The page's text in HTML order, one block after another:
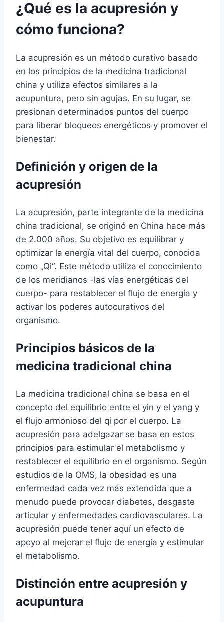
¿Qué es la acupresión y
cómo funciona?
La acupresión es un método curativo basado
en los principios de la medicina tradicional
china y utiliza efectos similares a la
acupuntura, pero sin agujas. En su lugar, se
presionan determinados puntos del cuerpo
para liberar bloqueos energéticos y promover el
bienestar.
Definición y origen de la
acupresión
La acupresión, parte integrante de la medicina
china tradicional, se originó en China hace más
de 2.000 años. Su objetivo es equilibrar y
optimizar la energía vital del cuerpo, conocida
como „Qi“. Este método utiliza el conocimiento
de los meridianos -las vías energéticas del
cuerpo- para restablecer el flujo de energía y
activar los poderes autocurativos del
organismo.
Principios básicos de la
medicina tradicional china
La medicina tradicional china se basa en el
concepto del equilibrio entre el yin y el yang y
el flujo armonioso del qi por el cuerpo. La
acupresión para adelgazar se basa en estos
principios para estimular el metabolismo y
restablecer el equilibrio en el organismo. Según
estudios de la OMS, la obesidad es una
enfermedad cada vez más extendida que a
menudo puede provocar diabetes, desgaste
articular y enfermedades cardiovasculares. La
acupresión puede tener aquí un efecto de
apoyo al mejorar el flujo de energía y estimular
el metabolismo.
Distinción entre acupresión y
acupuntura